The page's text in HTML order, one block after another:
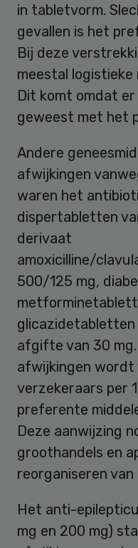
in tabletvorm.
gevallen is het
Bij deze
meestal logistieke
Dit komt omdat
geweest met het
Andere
afwijkingen
waren het
dispertabletten
derivaat
amoxicilline/
500/125 mg,
afgifte van 30
afwijkingen
verzekeraars per
preferente
Deze aanwijzing
groothandels en
reorganiseren
Het anti-
mg en 200 mg)